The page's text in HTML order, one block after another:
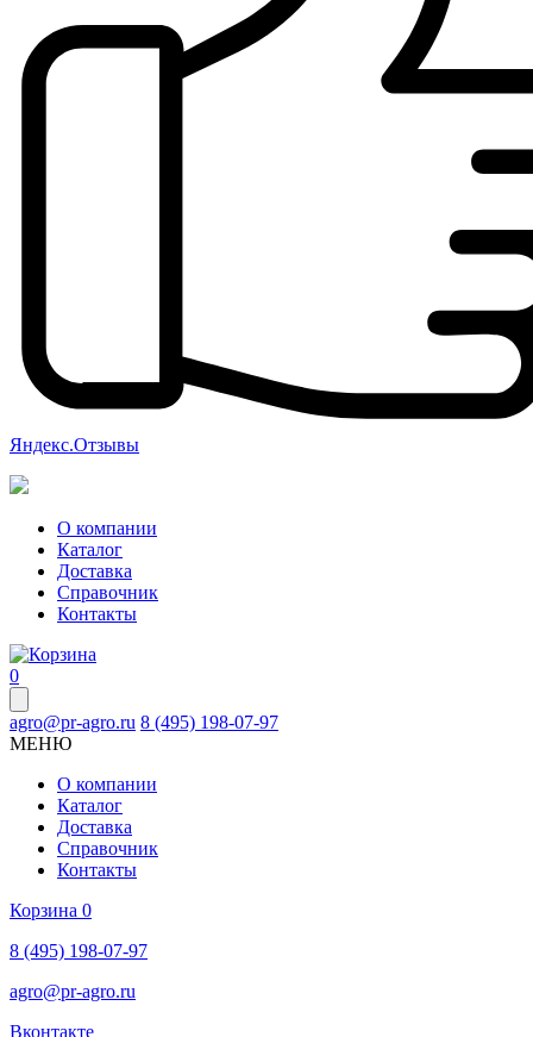
Яндекс.Отзывы
О компании
Каталог
Доставка
Справочник
Контакты
0
agro@pr-agro.ru 8 (495) 198-07-97
МЕНЮ
О компании
Каталог
Доставка
Справочник
Контакты
Корзина 0
8 (495) 198-07-97
agro@pr-agro.ru
Вконтакте